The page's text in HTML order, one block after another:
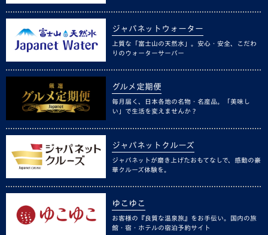
ジャパネットウォーター
上質な「富士山の天然水」。安心・安全、こだわ
りのウォーターサーバー
グルメ定期便
毎月届く、日本各地の名物・名産品。「美味し
い」で生活を変えませんか？
ジャパネットクルーズ
ジャパネットが磨き上げたおもてなしで、感動の豪
華クルーズ体験を。
ゆこゆこ
お客様の『良質な温泉旅』をお手伝い。国内の旅
館・宿・ホテルの宿泊予約サイト